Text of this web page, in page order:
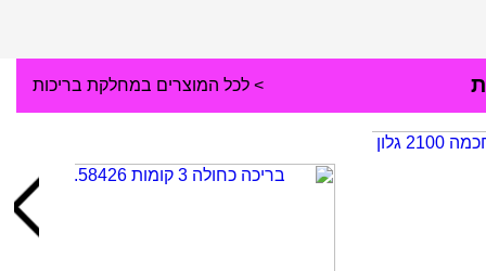
> לכל המוצרים במחלקת בריכות